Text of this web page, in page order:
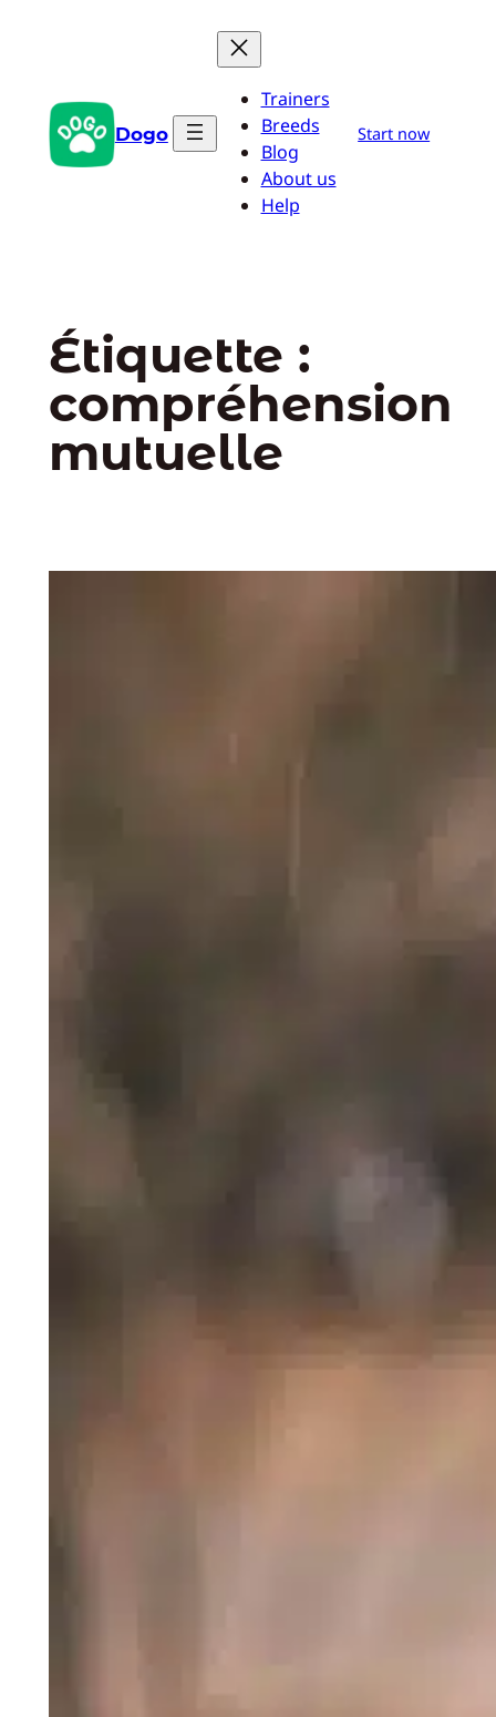
Dogo
Trainers
Breeds
Blog
About us
Help
Start now
Étiquette :
compréhension
mutuelle